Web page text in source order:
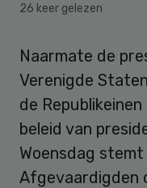
26 keer gelezen
Naarmate de
Verenigde
de
beleid van
Woensdag
Afgevaardigden